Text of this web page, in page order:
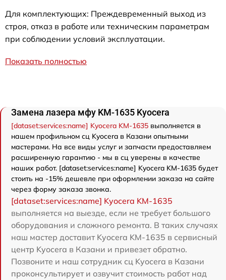
Для комплектующих: Преждевременный выход из
строя, отказ в работе или техническим параметрам
при соблюдении условий эксплуатации.
Показать полностью
Замена лазера мфу KM-1635 Kyocera
[dataset:services:name] Kyocera KM-1635 выполняется в
нашем профильном сц Kyocera в Казани опытными
мастерами. На все виды услуг и запчасти предоставляем
расширенную гарантию - мы в сц уверены в качестве
наших работ. [dataset:services:name] Kyocera KM-1635 будет
стоить на -15% дешевле при оформлении заказа на сайте
через форму заказа звонка.
[dataset:services:name] Kyocera KM-1635
выполняется на выезде, если не требует большого
оборудования и сложного ремонта. В таких случаях
наш мастер доставит Kyocera KM-1635 в сервисный
центр Kyocera в Казани и привезет обратно.
Позвоните и наш сотрудник сц Kyocera в Казани
проконсультирует и озвучит стоимость работ над